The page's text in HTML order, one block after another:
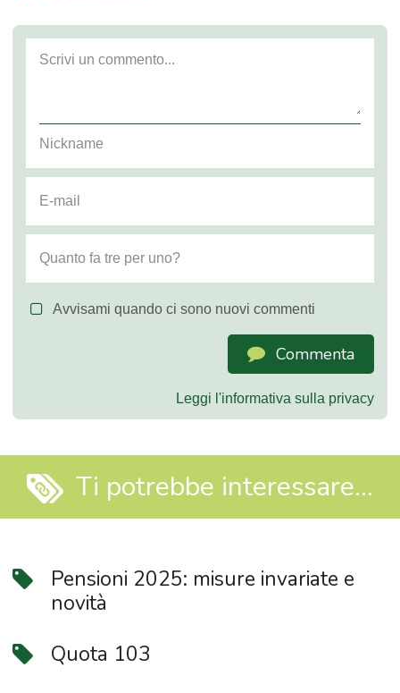
Avvisami quando ci sono nuovi commenti
Commenta
Leggi l'informativa sulla privacy
Ti potrebbe interessare...
Pensioni 2025: misure invariate e
novità
Quota 103